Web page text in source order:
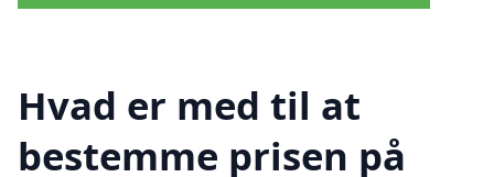
Hvad er med til at
bestemme prisen på